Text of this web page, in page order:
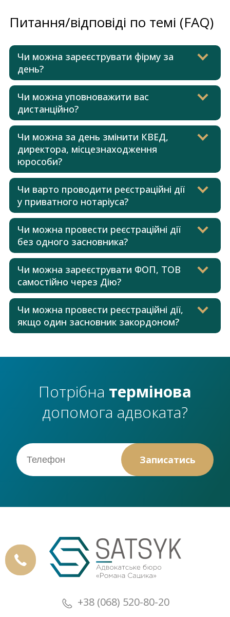
Питання/відповіді по темі (FAQ)
Чи можна зареєструвати фірму за
день?
Чи можна уповноважити вас
дистанційно?
Чи можна за день змінити КВЕД,
директора, місцезнаходження
юрособи?
Чи варто проводити реєстраційні дії
у приватного нотаріуса?
Чи можна провести реєстраційні дії
без одного засновника?
Чи можна зареєструвати ФОП, ТОВ
самостійно через Дію?
Чи можна провести реєстраційні дії,
якщо один засновник закордоном?
Потрібна термінова
допомога адвоката?
+38 (068) 520-80-20